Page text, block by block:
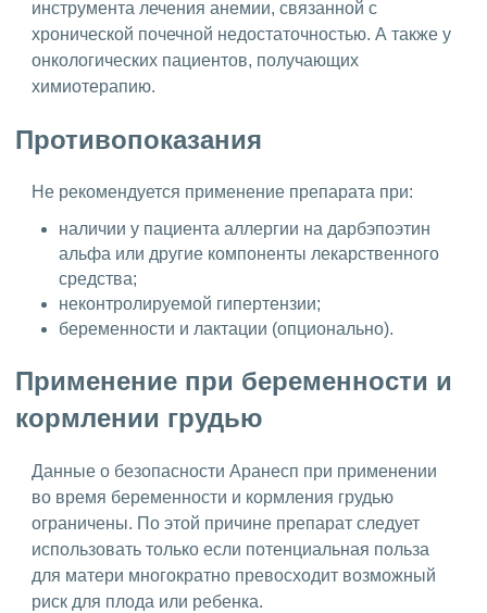
инструмента лечения анемии, связанной с
хронической почечной недостаточностью. А также у
онкологических пациентов, получающих
химиотерапию.
Противопоказания
Не рекомендуется применение препарата при:
наличии у пациента аллергии на дарбэпоэтин
альфа или другие компоненты лекарственного
средства;
неконтролируемой гипертензии;
беременности и лактации (опционально).
Применение при беременности и
кормлении грудью
Данные о безопасности Аранесп при применении
во время беременности и кормления грудью
ограничены. По этой причине препарат следует
использовать только если потенциальная польза
для матери многократно превосходит возможный
риск для плода или ребенка.